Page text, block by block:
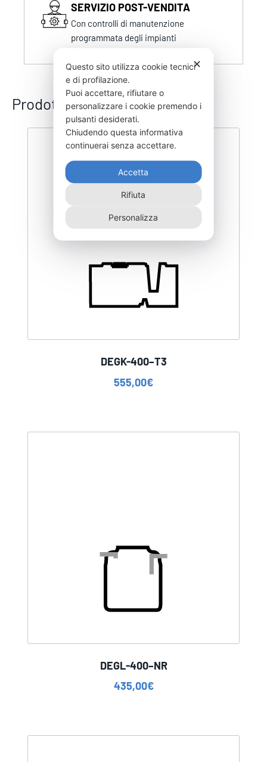
SERVIZIO POST-VENDITA
Con controlli di manutenzione
programmata degli impianti
Prodotti correlati
DEGK-400–T3
555,00€
DEGL-400–NR
435,00€
✕
Questo sito utilizza cookie tecnici
e di profilazione.
Puoi accettare, rifiutare o
personalizzare i cookie premendo i
pulsanti desiderati.
Chiudendo questa informativa
continuerai senza accettare.
Accetta
Rifiuta
Personalizza